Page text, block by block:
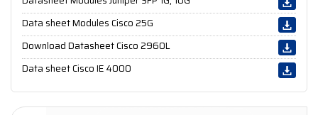
Data sheet Modules Cisco 25G
Download Datasheet Cisco 2960L
Data sheet Cisco IE 4000